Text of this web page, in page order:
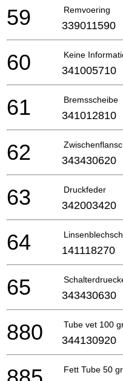
Remvoering
59 339011590
Keine
60 341005710
Bremsscheibe
61 341012810
62 343430620
Druckfeder
63 342003420
64 141118270
65 343430630
Tube vet 100
880 344130920
Fett Tube 50